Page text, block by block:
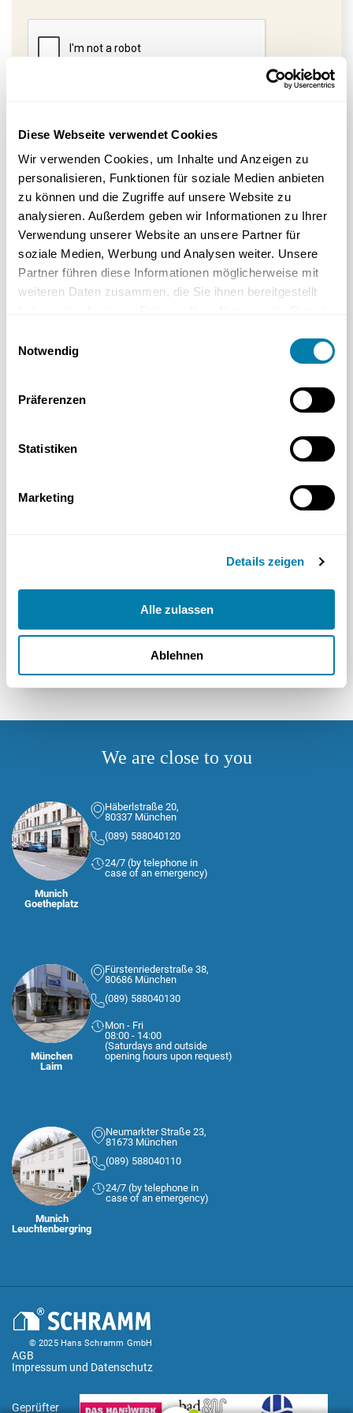
Diese Webseite verwendet Cookies
Wir verwenden Cookies, um Inhalte und Anzeigen zu
personalisieren, Funktionen für soziale Medien anbieten
zu können und die Zugriffe auf unsere Website zu
analysieren. Außerdem geben wir Informationen zu Ihrer
Verwendung unserer Website an unsere Partner für
soziale Medien, Werbung und Analysen weiter. Unsere
Partner führen diese Informationen möglicherweise mit
weiteren Daten zusammen, die Sie ihnen bereitgestellt
Notwendig
Präferenzen
Statistiken
Marketing
Details zeigen
Alle zulassen
Ablehnen
Handwerker
München
von personenbezogenen Daten
SSL
gesamte Kommunikation
Kontakt
Phone Number
089 588 040 819
kundenservice@schramm.de
Locations
Fürstenrieder Straße 38
80686 München
München - Goetheplatz
We are close to you
Munich
Goetheplatz
Häberlstraße 20,
80337 München
(089) 588040120
24/7 (by telephone in
case of an emergency)
München
Laim
Fürstenriederstraße 38,
80686 München
(089) 588040130
Mon - Fri
08:00 - 14:00
(Saturdays and outside
opening hours upon request)
Munich
Leuchtenbergring
Neumarkter Straße 23,
81673 München
(089) 588040110
24/7 (by telephone in
case of an emergency)
© 2025 Hans Schramm GmbH
AGB
Impressum und Datenschutz
Geprüfter